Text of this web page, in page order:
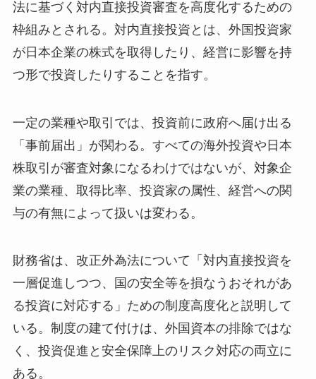
法に基づく対内直接投資審査を高度化するための
枠組みとされる。対内直接投資とは、外国投資家
が日本企業の株式を取得したり、経営に影響を持
つ形で投資したりすることを指す。
一定の業種や取引では、投資前に政府へ届け出る
「事前届出」が関わる。すべての海外投資や日本
株取引が審査対象になるわけではないが、対象企
業の業種、取得比率、投資家の属性、経営への関
与の有無によって扱いは変わる。
財務省は、改正外為法について「対内直接投資を
一層促進しつつ、国の安全等を損なうおそれがあ
る投資に対応する」ための制度高度化と説明して
いる。制度の建て付けは、外国資本の排除ではな
く、投資促進と安全保障上のリスク対応の両立に
ある。